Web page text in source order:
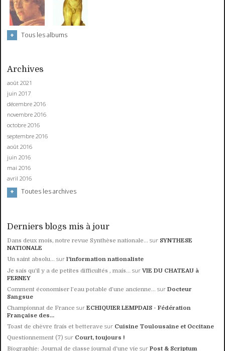
Tous les albums
Archives
août 2021
juin 2017
décembre 2016
novembre 2016
octobre 2016
septembre 2016
août 2016
juin 2016
mai 2016
avril 2016
Toutes les archives
Derniers blogs mis à jour
Dans deux mois, notre revue Synthèse nationale... sur SYNTHESE
NATIONALE
Un saint absolu… surl'information nationaliste
Je sais qu'il y a de petites difficultés , mais... surVIE DU CHATEAU à
FERNEY
Comment économiser l’eau potable d’une ancienne... surDocteur
Sangsue
Championnat de France surECHIQUIER LEMPDAIS - Fédération
Française des...
Toast de chèvre frais et betterave sur Cuisine Toulousaine et Occitane
Questionnement (7) sur Court, toujours !
Biographie: Journal de classe journal d'une vie surPost & Scriptum